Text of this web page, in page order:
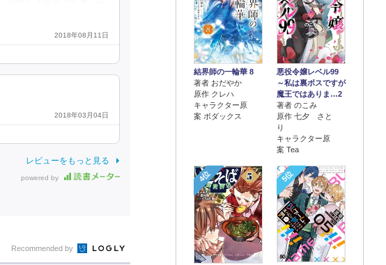
2018年08月11日
2018年03月04日
レビューをもっと見る
powered by
結界師の一輪華 8
著者 おだやか
原作 クレハ
キャラクター原
案 ボダックス
悪役令嬢レベル99
～私は裏ボスですが
魔王ではありま…2
著者 のこみ
原作 七夕 さと
り
キャラクター原
案 Tea
4位 5位
Recommended by